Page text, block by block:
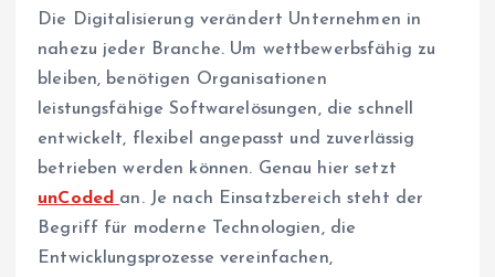
Die Digitalisierung verändert Unternehmen in
nahezu jeder Branche. Um wettbewerbsfähig zu
bleiben, benötigen Organisationen
leistungsfähige Softwarelösungen, die schnell
entwickelt, flexibel angepasst und zuverlässig
betrieben werden können. Genau hier setzt
unCoded an. Je nach Einsatzbereich steht der
Begriff für moderne Technologien, die
Entwicklungsprozesse vereinfachen,